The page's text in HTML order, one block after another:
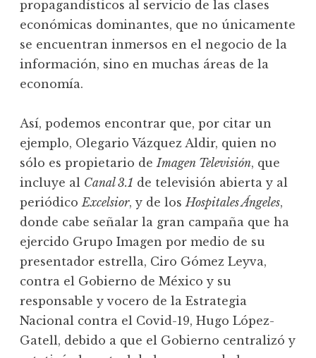
propagandísticos al servicio de las clases
económicas dominantes, que no únicamente
se encuentran inmersos en el negocio de la
información, sino en muchas áreas de la
economía.
Así, podemos encontrar que, por citar un
ejemplo, Olegario Vázquez Aldir, quien no
sólo es propietario deImagen Televisión, que
incluye al Canal 3.1 de televisión abierta y al
periódicoExcelsior, y de losHospitales Ángeles,
donde cabe señalar la gran campaña que ha
ejercido Grupo Imagen por medio de su
presentador estrella, Ciro Gómez Leyva,
contra el Gobierno de México y su
responsable y vocero de la Estrategia
Nacional contra el Covid-19, Hugo López-
Gatell, debido a que el Gobierno centralizó y